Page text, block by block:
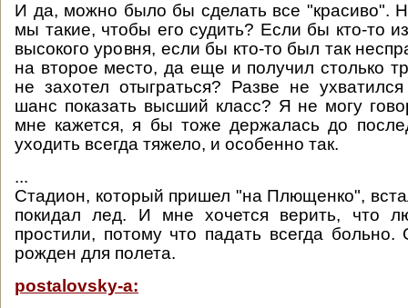
И да, можно было бы сделать все "красиво".
мы такие, чтобы его судить? Если бы кто-то
высокого уровня, если бы кто-то был так
на второе место, да еще и получил столько
не захотел отыграться? Разве не
шанс показать высший класс? Я не могу
мне кажется, я бы тоже держалась до
уходить всегда тяжело, и особенно так.
...
Стадион, который пришел "на Плющенко",
покидал лед. И мне хочется верить, что
простили, потому что падать всегда
рожден для полета.
postalovsky-a: